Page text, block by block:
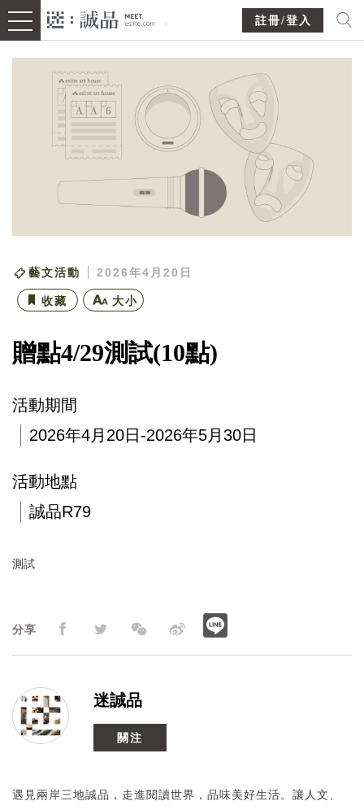
註冊/登入
藝文活動 2026年4月20日
收藏 大小
贈點4/29測試(10點)
活動期間
2026年4月20日-2026年5月30日
活動地點
誠品R79
測試
分享
迷誠品
關注
遇見兩岸三地誠品，走進閱讀世界，品味美好生活。讓人文、